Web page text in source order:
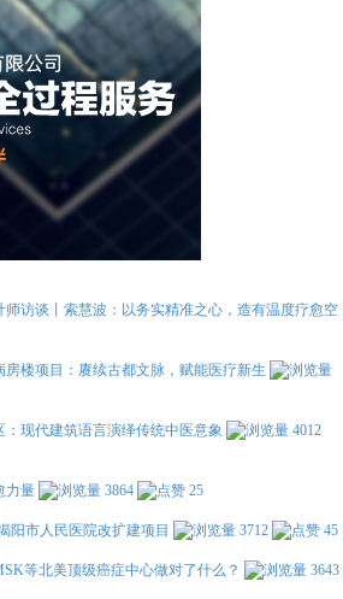
访谈丨索慧波：以务实精准之心，造有温度疗愈空
楼项目：赓续古都文脉，赋能医疗新生
现代建筑语言演绎传统中医意象
4012
力量 3864 25
阳市人民医院改扩建项目 3712 45
等北美顶级癌症中心做对了什么？
3643